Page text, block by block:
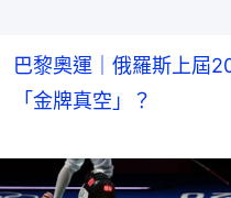
巴黎奧運｜俄羅斯上屆
「金牌真空」？